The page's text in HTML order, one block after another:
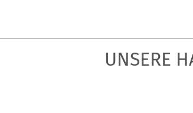
UNSERE